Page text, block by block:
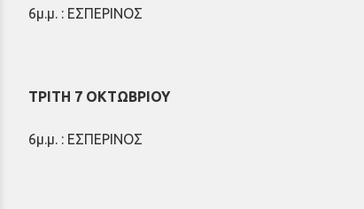
6μ.μ. : EΣΠΕΡΙΝΟΣ
ΤΡΙΤΗ 7 ΟΚΤΩΒΡΙΟΥ
6μ.μ. : EΣΠΕΡΙΝΟΣ